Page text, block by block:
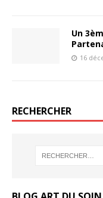
Un
16
RECHERCHER